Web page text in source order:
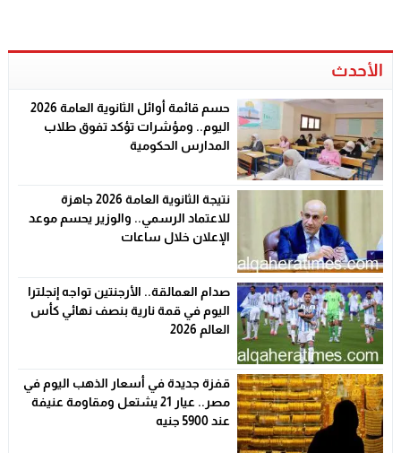
الأحدث
حسم قائمة أوائل الثانوية العامة 2026
اليوم.. ومؤشرات تؤكد تفوق طلاب
المدارس الحكومية
نتيجة الثانوية العامة 2026 جاهزة
للاعتماد الرسمي.. والوزير يحسم موعد
الإعلان خلال ساعات
صدام العمالقة.. الأرجنتين تواجه إنجلترا
اليوم في قمة نارية بنصف نهائي كأس
العالم 2026
قفزة جديدة في أسعار الذهب اليوم في
مصر.. عيار 21 يشتعل ومقاومة عنيفة
عند 5900 جنيه